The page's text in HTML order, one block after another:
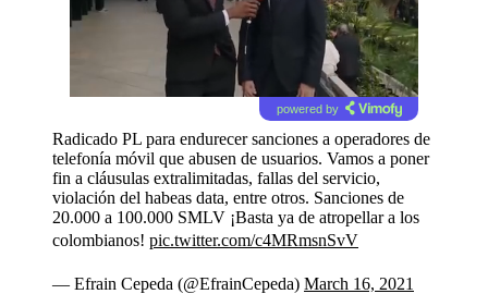
powered by
Radicado PL para endurecer sanciones a operadores de
telefonía móvil que abusen de usuarios. Vamos a poner
fin a cláusulas extralimitadas, fallas del servicio,
violación del habeas data, entre otros. Sanciones de
20.000 a 100.000 SMLV ¡Basta ya de atropellar a los
colombianos! pic.twitter.com/c4MRmsnSvV
— Efrain Cepeda (@EfrainCepeda) March 16, 2021